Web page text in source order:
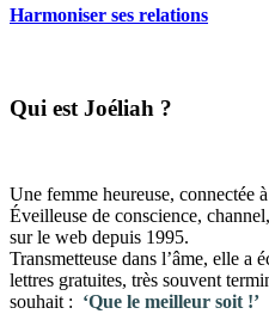
Harmoniser ses relations
​Qui est Joéliah ?
Une femme heureuse, connectée
Éveilleuse de conscience,
sur le web depuis 1995.
Transmetteuse dans l’âme, elle a
lettres gratuites, très souvent
souhait : ‘Que le meilleur soit !’